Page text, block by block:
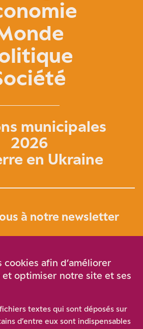
municipales
2026
en Ukraine
à notre newsletter
pour conforter la démocratie en
afin d’améliorer
optimiser notre site et ses
textes qui sont déposés sur
d’entre eux sont indispensables